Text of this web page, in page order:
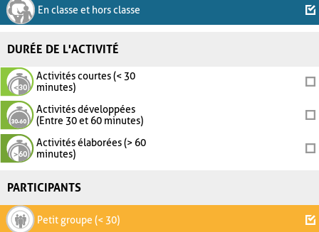
En classe et hors classe
DURÉE DE L'ACTIVITÉ
Activités courtes (< 30
minutes)
Activités développées
(Entre 30 et 60 minutes)
Activités élaborées (> 60
minutes)
PARTICIPANTS
Petit groupe (< 30)